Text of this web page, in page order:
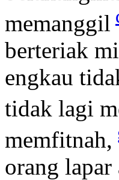
memanggil
berteriak
engkau
tidak lagi
memfitnah,
orang